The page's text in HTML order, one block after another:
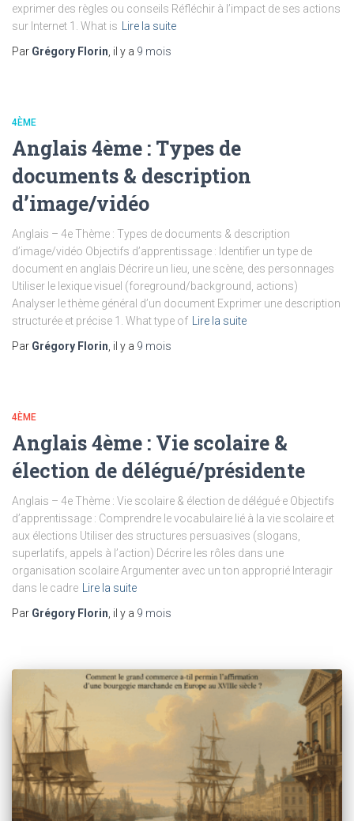
exprimer des règles ou conseils Réfléchir à l’impact de ses actions
sur Internet 1. What is
Lire la suite
Par Grégory Florin , il y a 9 mois
4ÈME
Anglais 4ème : Types de
documents & description
d’image/vidéo
Anglais – 4e Thème : Types de documents & description
d’image/vidéo Objectifs d’apprentissage : Identifier un type de
document en anglais Décrire un lieu, une scène, des personnages
Utiliser le lexique visuel (foreground/background, actions)
Analyser le thème général d’un document Exprimer une description
structurée et précise 1. What type of
Lire la suite
Par Grégory Florin , il y a 9 mois
4ÈME
Anglais 4ème : Vie scolaire &
élection de délégué/présidente
Anglais – 4e Thème : Vie scolaire & élection de délégué·e Objectifs
d’apprentissage : Comprendre le vocabulaire lié à la vie scolaire et
aux élections Utiliser des structures persuasives (slogans,
superlatifs, appels à l’action) Décrire les rôles dans une
organisation scolaire Argumenter avec un ton approprié Interagir
dans le cadre
Lire la suite
Par Grégory Florin , il y a 9 mois